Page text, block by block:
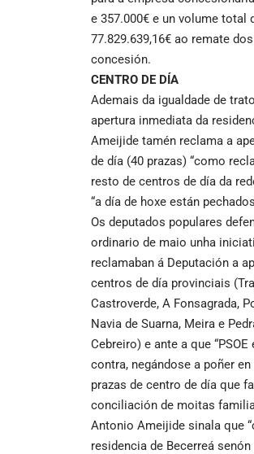
e 357.000€ e un volume total
77.829.639,16€ ao remate
concesión.
CENTRO DE DÍA
Ademais da igualdade de
apertura inmediata da
Ameijide tamén reclama a
de día (40 prazas) “como
resto de centros de día da
“a día de hoxe están
Os deputados populares
ordinario de maio unha
reclamaban á Deputación a
centros de día provinciais
Castroverde, A Fonsagrada,
Navia de Suarna, Meira e
Cebreiro) e ante a que
contra, negándose a poñer
prazas de centro de día que
conciliación de moitas
Antonio Ameijide sinala que
residencia de Becerreá